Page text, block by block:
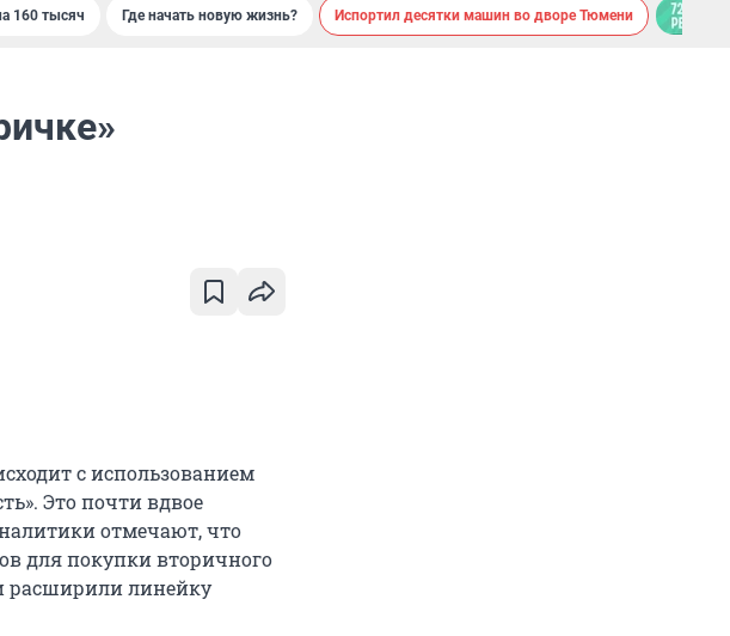
160 тысяч Где начать новую жизнь? Испортил десятки машин во дворе Тюмени
с использованием
Это почти вдвое
отмечают, что
для покупки вторичного
расширили линейку